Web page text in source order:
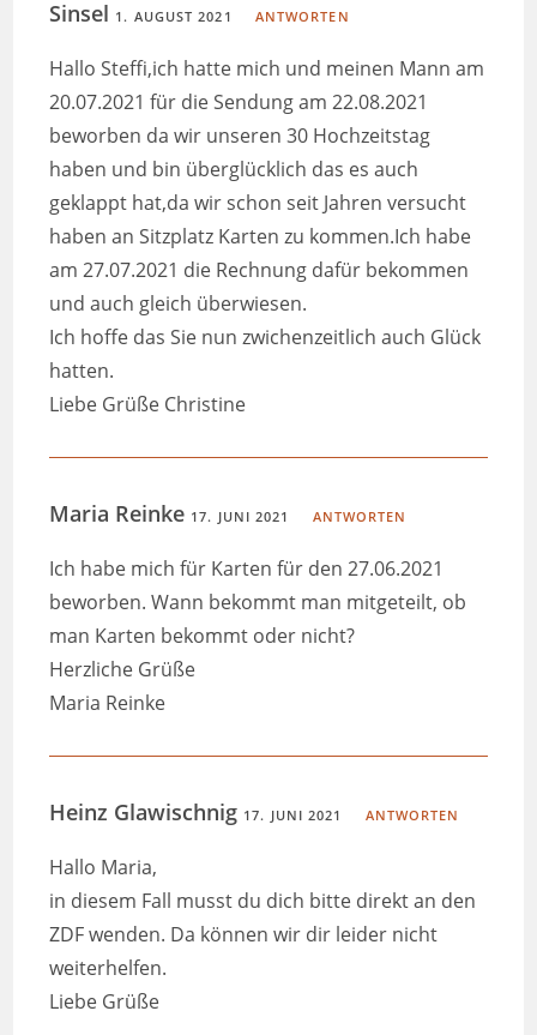
Sinsel 1. AUGUST 2021 ANTWORTEN
Hallo Steffi,ich hatte mich und meinen Mann am
20.07.2021 für die Sendung am 22.08.2021
beworben da wir unseren 30 Hochzeitstag
haben und bin überglücklich das es auch
geklappt hat,da wir schon seit Jahren versucht
haben an Sitzplatz Karten zu kommen.Ich habe
am 27.07.2021 die Rechnung dafür bekommen
und auch gleich überwiesen.
Ich hoffe das Sie nun zwichenzeitlich auch Glück
hatten.
Liebe Grüße Christine
Maria Reinke 17. JUNI 2021 ANTWORTEN
Ich habe mich für Karten für den 27.06.2021
beworben. Wann bekommt man mitgeteilt, ob
man Karten bekommt oder nicht?
Herzliche Grüße
Maria Reinke
Heinz Glawischnig 17. JUNI 2021 ANTWORTEN
Hallo Maria,
in diesem Fall musst du dich bitte direkt an den
ZDF wenden. Da können wir dir leider nicht
weiterhelfen.
Liebe Grüße